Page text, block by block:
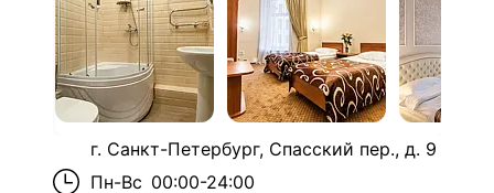
г. Санкт-Петербург, Спасский пер., д. 9
Пн-Вс 00:00-24:00